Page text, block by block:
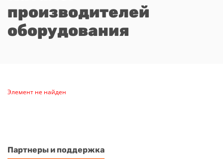
производителей
оборудования
Элемент не найден
Партнеры и поддержка